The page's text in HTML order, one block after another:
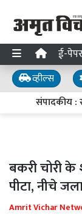
ई-पेपर
व्हील्स
संपादकीय :
बकरी चोरी
पीटा, नीचे
Amrit Vichar